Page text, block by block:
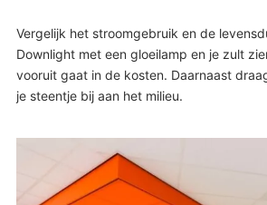
Vergelijk het stroomgebruik en de
Downlight met een gloeilamp en je zult
vooruit gaat in de kosten. Daarnaast
je steentje bij aan het milieu.